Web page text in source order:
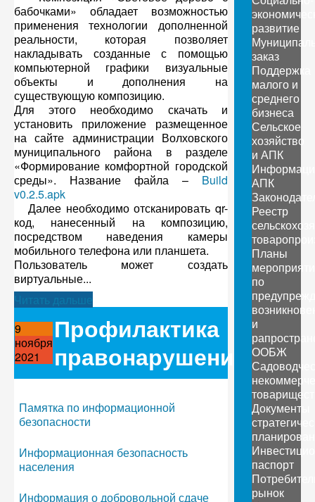
бабочками» обладает возможностью
применения технологии дополненной
реальности, которая позволяет
накладывать созданные с помощью
компьютерной графики визуальные
объекты и дополнения на
существующую композицию.
Для этого необходимо скачать и
установить приложение размещенное
на сайте администрации Волховского
муниципального района в разделе
«Формирование комфортной городской
среды». Название файла – Build
v0.2.5.apk
Далее необходимо отсканировать qr-
код, нанесенный на композицию,
посредством наведения камеры
мобильного телефона или планшета.
Пользователь может создать
виртуальные...
Читать дальше
9
ноября
2021
Профилактика
правонарушений
Памятка по информационной
безопасности
Информационная безопасность
населения
Информация о добровольной сдаче
развитие
заказ
Поддержка
малого и
среднего
бизнеса
Сельское
хозяйство
и АПК
АПК
Реестр
Планы
по
и
ООБЖ
Документы
паспорт
рынок